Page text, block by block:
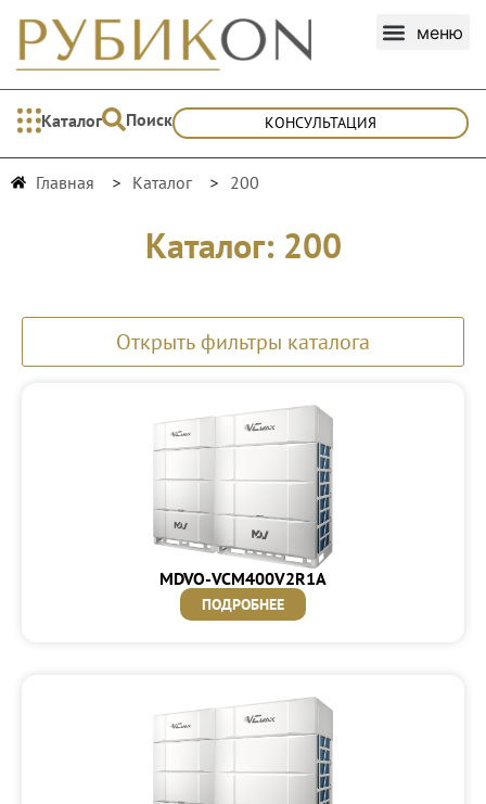
Каталог Поиск КОНСУЛЬТАЦИЯ
Главная Каталог 200
Каталог: 200
Открыть фильтры каталога
MDVO-VCM400V2R1A
ПОДРОБНЕЕ